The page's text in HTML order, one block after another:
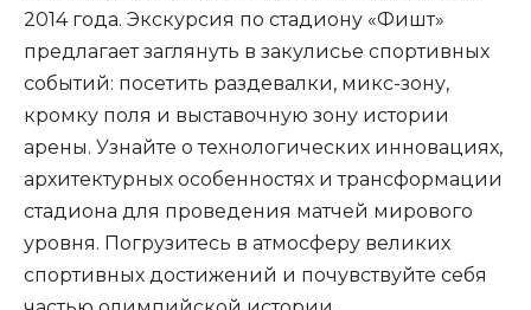
2014 года. Экскурсия по стадиону «Фишт»
предлагает заглянуть в закулисье спортивных
событий: посетить раздевалки, микс-зону,
кромку поля и выставочную зону истории
арены. Узнайте о технологических инновациях,
архитектурных особенностях и трансформации
стадиона для проведения матчей мирового
уровня. Погрузитесь в атмосферу великих
спортивных достижений и почувствуйте себя